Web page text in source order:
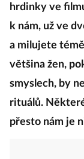
hrdinky ve
k nám, už ve
a milujete
většina žen,
smyslech, by
rituálů.
přesto nám je